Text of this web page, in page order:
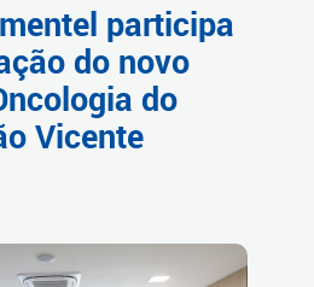
participa
do novo
do
Vicente